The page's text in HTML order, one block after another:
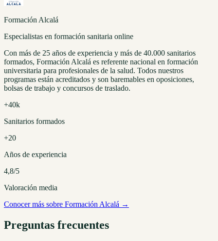
Formación Alcalá
Especialistas en formación sanitaria online
Con más de 25 años de experiencia y más de 40.000 sanitarios
formados, Formación Alcalá es referente nacional en formación
universitaria para profesionales de la salud. Todos nuestros
programas están acreditados y son baremables en oposiciones,
bolsas de trabajo y concursos de traslado.
+40k
Sanitarios formados
+20
Años de experiencia
4,8/5
Valoración media
Conocer más sobre Formación Alcalá →
Preguntas frecuentes